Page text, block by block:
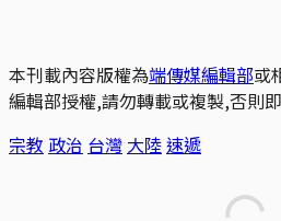
本刊載內容版權為端傳媒編輯部或
編輯部授權,請勿轉載或複製,否則
宗教 政治 台灣 大陸速遞